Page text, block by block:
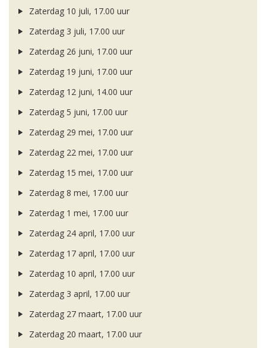
Zaterdag 10 juli, 17.00 uur
Zaterdag 3 juli, 17.00 uur
Zaterdag 26 juni, 17.00 uur
Zaterdag 19 juni, 17.00 uur
Zaterdag 12 juni, 14.00 uur
Zaterdag 5 juni, 17.00 uur
Zaterdag 29 mei, 17.00 uur
Zaterdag 22 mei, 17.00 uur
Zaterdag 15 mei, 17.00 uur
Zaterdag 8 mei, 17.00 uur
Zaterdag 1 mei, 17.00 uur
Zaterdag 24 april, 17.00 uur
Zaterdag 17 april, 17.00 uur
Zaterdag 10 april, 17.00 uur
Zaterdag 3 april, 17.00 uur
Zaterdag 27 maart, 17.00 uur
Zaterdag 20 maart, 17.00 uur